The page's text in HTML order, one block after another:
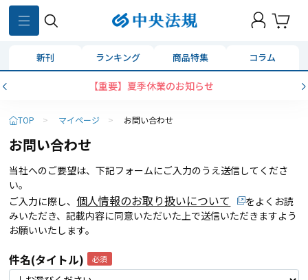
新刊 ランキング 商品特集 コラム
【重要】夏季休業のお知らせ
TOP > マイページ > お問い合わせ
お問い合わせ
当社へのご要望は、下記フォームにご入力のうえ送信してくださ
い。
ご入力に際し、 個人情報のお取り扱いについて
をよくお読
みいただき、記載内容に同意いただいた上で送信いただきますよう
お願いいたします。
件名(タイトル)